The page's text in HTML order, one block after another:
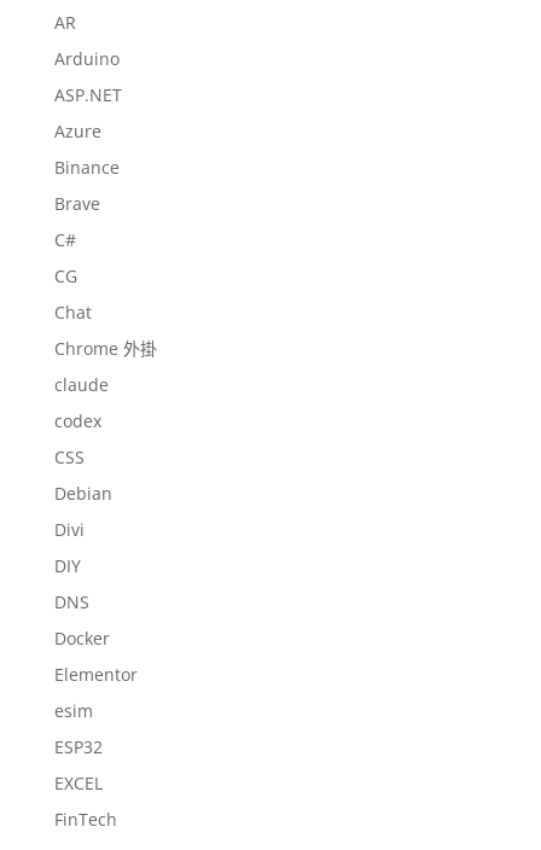
AR
Arduino
ASP.NET
Azure
Binance
Brave
C#
CG
Chat
Chrome 外掛
claude
codex
CSS
Debian
Divi
DIY
DNS
Docker
Elementor
esim
ESP32
EXCEL
FinTech